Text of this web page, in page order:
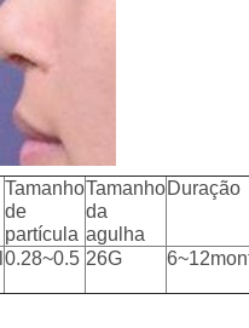
Tamanho
de
partícula
Tamanho
da
agulha
Duração
0.28~0.5 26G